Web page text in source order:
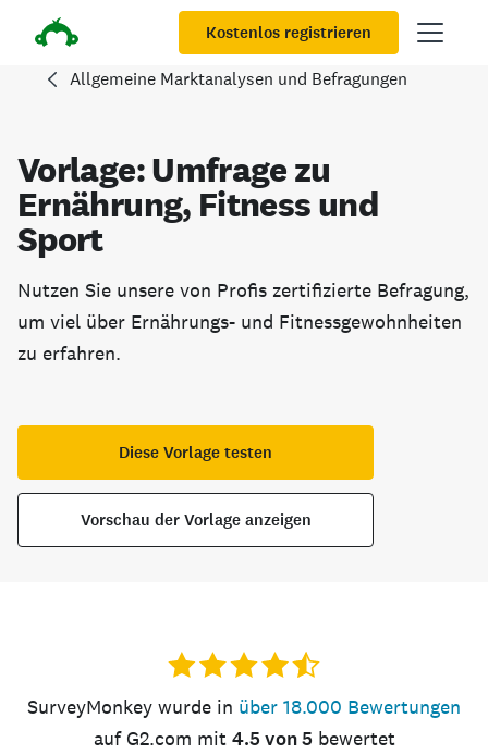
Kostenlos registrieren
Allgemeine Marktanalysen und Befragungen
Vorlage: Umfrage zu
Ernährung, Fitness und
Sport
Nutzen Sie unsere von Profis zertifizierte Befragung,
um viel über Ernährungs- und Fitnessgewohnheiten
zu erfahren.
Diese Vorlage testen
Vorschau der Vorlage anzeigen
SurveyMonkey wurde in über 18.000 Bewertungen
auf G2.com mit 4.5 von 5bewertet